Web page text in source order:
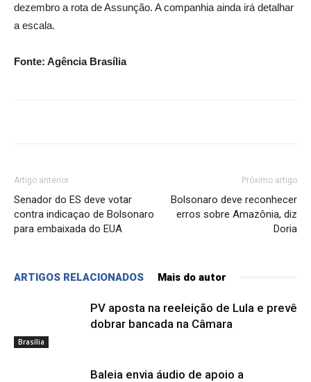
dezembro a rota de Assunção. A companhia ainda irá detalhar
a escala.
Fonte: Agência Brasília
Artigo anterior
Senador do ES deve votar
contra indicaçao de Bolsonaro
para embaixada do EUA
Próximo artigo
Bolsonaro deve reconhecer
erros sobre Amazônia, diz
Doria
ARTIGOS RELACIONADOS Mais do autor
Brasília
PV aposta na reeleição de Lula e prevê
dobrar bancada na Câmara
Baleia envia áudio de apoio a